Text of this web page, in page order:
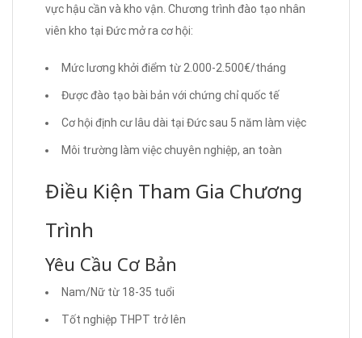
vực hậu cần và kho vận. Chương trình đào tạo nhân
viên kho tại Đức mở ra cơ hội:
Mức lương khởi điểm từ 2.000-2.500€/tháng
Được đào tạo bài bản với chứng chỉ quốc tế
Cơ hội định cư lâu dài tại Đức sau 5 năm làm việc
Môi trường làm việc chuyên nghiệp, an toàn
Điều Kiện Tham Gia Chương
Trình
Yêu Cầu Cơ Bản
Nam/Nữ từ 18-35 tuổi
Tốt nghiệp THPT trở lên